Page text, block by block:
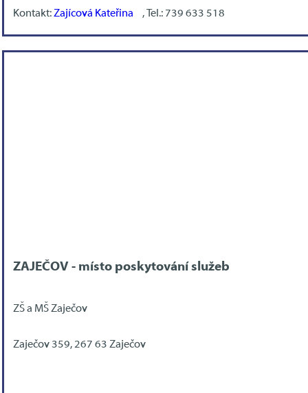
Kontakt:Zajícová Kateřina , Tel.: 739 633 518
ZAJEČOV - místo poskytování služeb
ZŠ a MŠ Zaječov
Zaječov 359, 267 63 Zaječov